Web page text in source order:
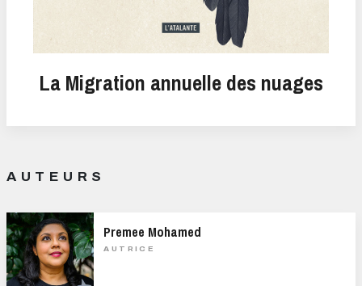
La Migration annuelle des nuages
AUTEURS
Premee Mohamed
AUTRICE